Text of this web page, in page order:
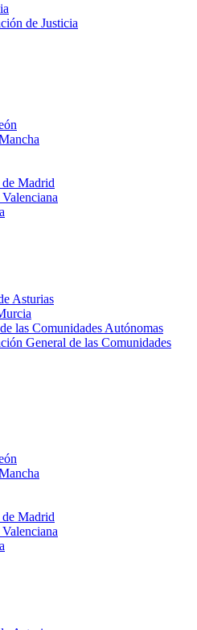
de Justicia
Madrid
Asturias
las Comunidades Autónomas
General de las Comunidades
Madrid